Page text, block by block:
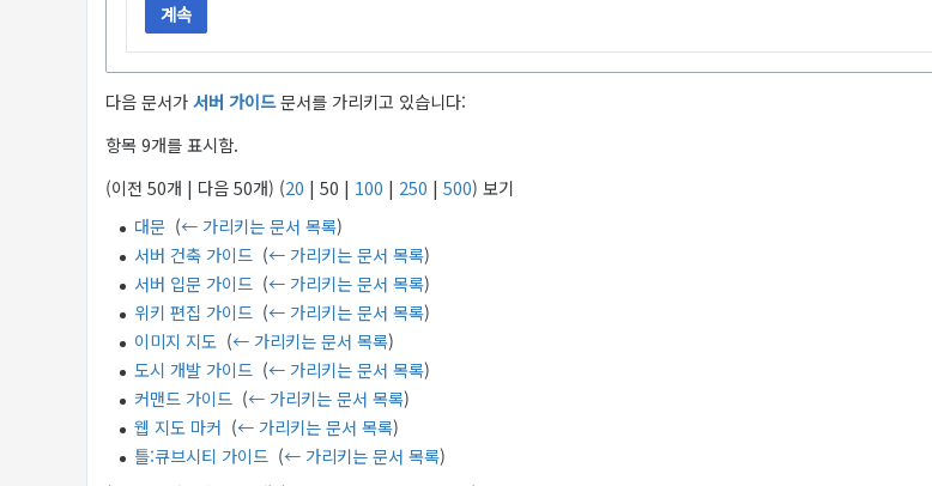
계속
다음 문서가서버 가이드문서를 가리키고 있습니다:
항목 9개를 표시함.
(이전 50개 | 다음 50개) (20 | 50 | 100 | 250 | 500) 보기
대문 (← 가리키는 문서 목록)
서버 건축 가이드 (← 가리키는 문서 목록)
서버 입문 가이드 (← 가리키는 문서 목록)
위키 편집 가이드 (← 가리키는 문서 목록)
이미지 지도 (← 가리키는 문서 목록)
도시 개발 가이드 (← 가리키는 문서 목록)
커맨드 가이드 (← 가리키는 문서 목록)
웹 지도 마커 (← 가리키는 문서 목록)
틀:큐브시티 가이드 (← 가리키는 문서 목록)